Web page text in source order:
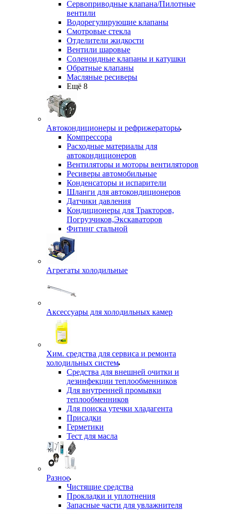
Сервоприводные клапана/Пилотные
вентили
Водорегулирующие клапаны
Смотровые стекла
Отделители жидкости
Вентили шаровые
Соленоидные клапаны и катушки
Обратные клапаны
Масляные ресиверы
Ещё 8
Автокондиционеры и рефрижераторы
Компрессора
Расходные материалы для
автокондиционеров
Вентиляторы и моторы вентиляторов
Ресиверы автомобильные
Конденсаторы и испарители
Шланги для автокондиционеров
Датчики давления
Кондиционеры для Тракторов,
Погрузчиков,Экскаваторов
Фитинг стальной
Агрегаты холодильные
Аксессуары для холодильных камер
Хим. средства для сервиса и ремонта
холодильных систем
Средства для внешней очитки и
дезинфекции теплообменников
Для внутренней промывки
теплообменников
Для поиска утечки хладагента
Присадки
Герметики
Тест для масла
Разное
Чистящие средства
Прокладки и уплотнения
Запасные части для увлажнителя